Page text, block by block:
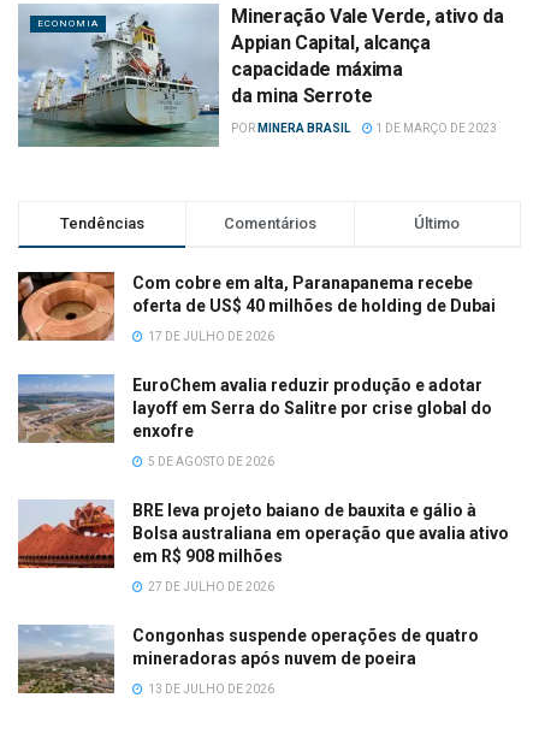
ECONOMIA
Mineração Vale Verde, ativo da
Appian Capital, alcança
capacidade máxima
da mina Serrote
POR MINERA BRASIL 1 DE MARÇO DE 2023
Tendências Comentários Último
Com cobre em alta, Paranapanema recebe
oferta de US$ 40 milhões de holding de Dubai
17 DE JULHO DE 2026
EuroChem avalia reduzir produção e adotar
layoff em Serra do Salitre por crise global do
enxofre
5 DE AGOSTO DE 2026
BRE leva projeto baiano de bauxita e gálio à
Bolsa australiana em operação que avalia ativo
em R$ 908 milhões
27 DE JULHO DE 2026
Congonhas suspende operações de quatro
mineradoras após nuvem de poeira
13 DE JULHO DE 2026